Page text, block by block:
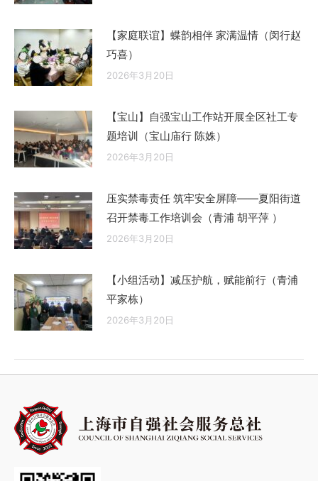
【家庭联谊】蝶韵相伴 家满温情（闵行赵
巧喜）
2026年3月20日
【宝山】自强宝山工作站开展全区社工专
题培训（宝山庙行 陈姝）
2026年3月20日
压实禁毒责任 筑牢安全屏障——夏阳街道
召开禁毒工作培训会（青浦 胡平萍 ）
2026年3月20日
【小组活动】减压护航，赋能前行（青浦
平家栋）
2026年3月20日